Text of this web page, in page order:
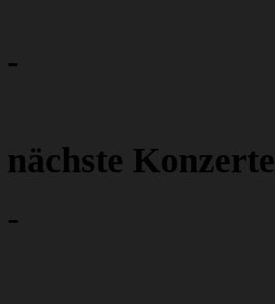
-
nächste Konzerte
-